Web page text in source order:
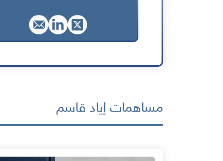
مساهمات إياد قاسم